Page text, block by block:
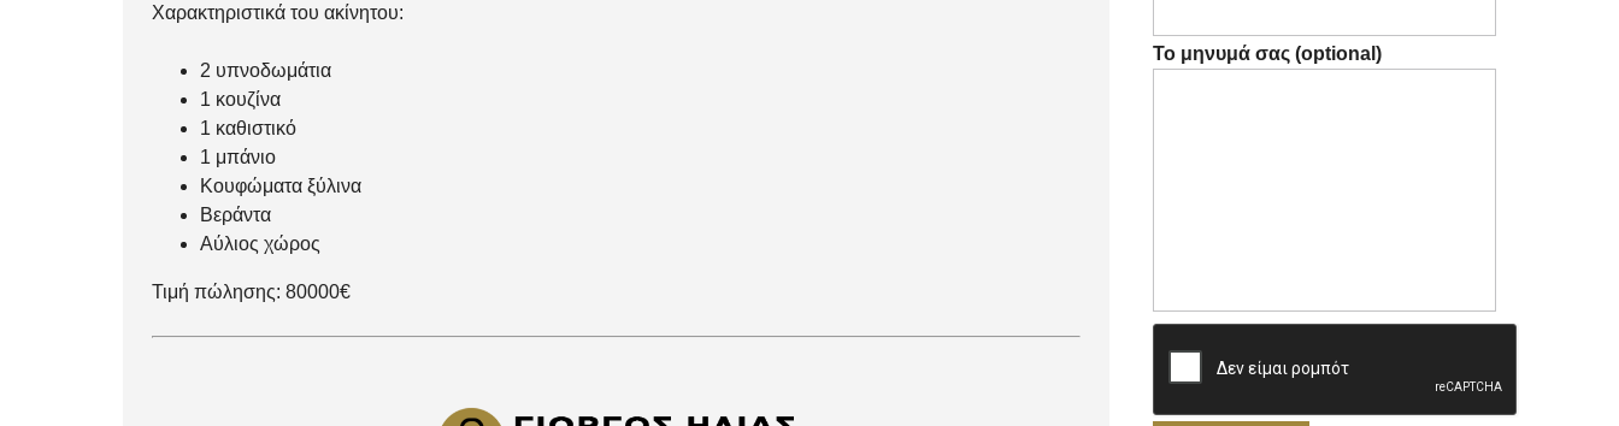
Χαρακτηριστικά του ακίνητου:
2 υπνοδωμάτια
1 κουζίνα
1 καθιστικό
1 μπάνιο
Κουφώματα ξύλινα
Βεράντα
Αύλιος χώρος
Τιμή πώλησης: 80000€
Το μηνυμά σας (optional)